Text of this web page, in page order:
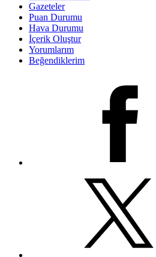
Gazeteler
Puan Durumu
Hava Durumu
İçerik Oluştur
Yorumlarım
Beğendiklerim